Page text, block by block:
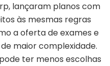
lançaram planos com
às mesmas regras
a oferta de exames e
maior complexidade.
ter menos escolhas